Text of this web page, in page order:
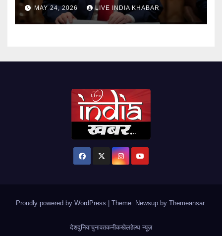
MAY 24, 2026 LIVE INDIA KHABAR
Proudly powered by WordPress Theme: Newsup by Themeansar.
देशदुनियाचुनावतकनीकखेलहेल्थ न्यूज़